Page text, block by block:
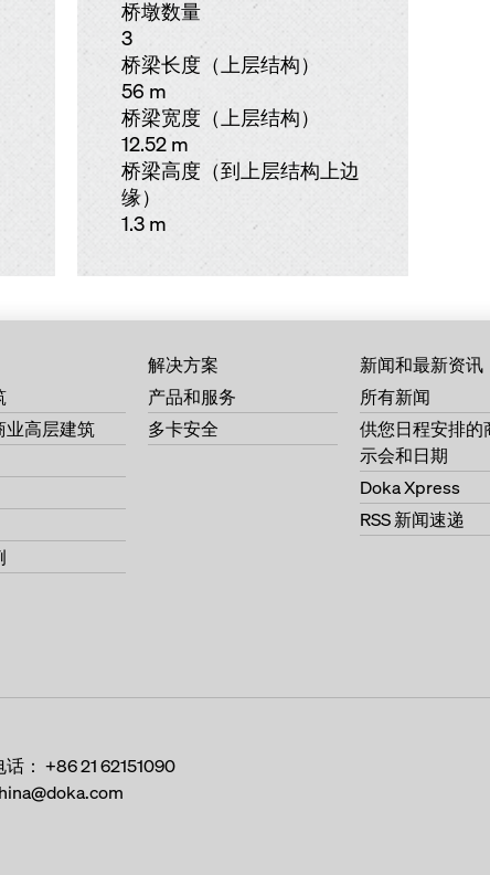
桥墩数量
3
桥梁长度（上层结构）
56 m
桥梁宽度（上层结构）
12.52 m
桥梁高度（到上层结构上边
缘）
1.3 m
业高层建筑
解决方案
产品和服务
多卡安全
新闻和最新资讯
所有新闻
供您日程安排的
示会和日期
Doka Xpress
RSS 新闻速递
话： +86 21 62151090